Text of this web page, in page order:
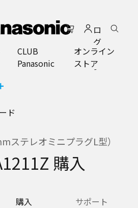
ロ
グ
イ
ン
CLUB
Panasonic
オンライン
ストア
ド
ステレオミニプラグL型）
購入
購入 サポート